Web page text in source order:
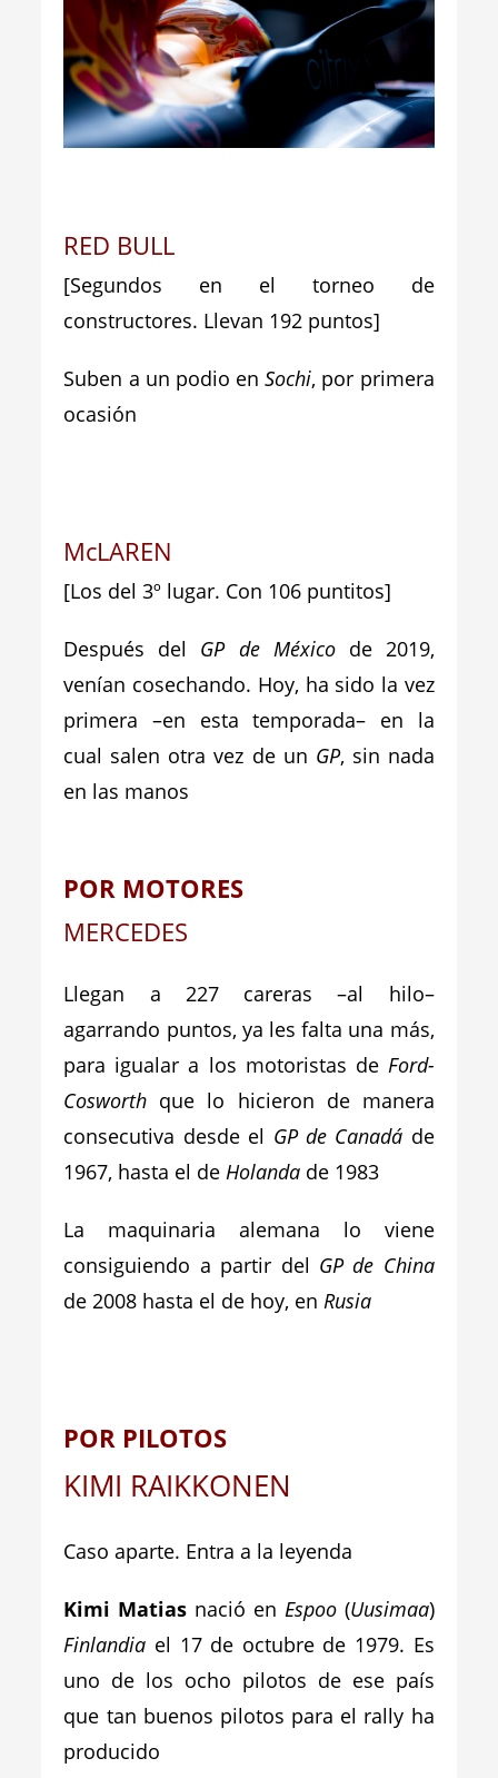
RED BULL
[Segundos en el torneo de
constructores. Llevan 192 puntos]
Suben a un podio enSochi, por primera
ocasión
McLAREN
[Los del 3º lugar. Con 106 puntitos]
Después del GP de Méxicode 2019,
venían cosechando. Hoy, ha sido la vez
primera –en esta temporada– en la
cual salen otra vez de un GP, sin nada
en las manos
POR MOTORES
MERCEDES
Llegan a 227 careras –al hilo–
agarrando puntos, ya les falta una más,
para igualar a los motoristas de Ford-
Cosworth que lo hicieron de manera
consecutiva desde el GP de Canadá de
1967, hasta el de Holanda de 1983
La maquinaria alemana lo viene
consiguiendo a partir del GP de China
de 2008 hasta el de hoy, en Rusia
POR PILOTOS
KIMI RAIKKONEN
Caso aparte. Entra a la leyenda
Kimi Matias nació en Espoo(Uusimaa)
Finlandia el 17 de octubre de 1979. Es
uno de los ocho pilotos de ese país
que tan buenos pilotos para el rally ha
producido